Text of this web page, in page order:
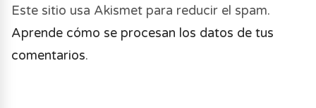
Este sitio usa Akismet para reducir el spam.
Aprende cómo se procesan los datos de tus
comentarios.